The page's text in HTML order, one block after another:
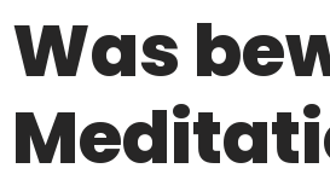
Was